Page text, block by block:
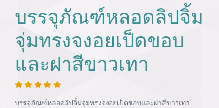
บรรจุภัณฑ์หลอดลิปจิ้ม
จุ่มทรงจงอยเป็ดขอบ
และฝาสีขาวเทา
บรรจุภัณฑ์หลอดลิปจิ้มจุ่มทรงจงอยเป็ดขอบและฝาสีขาวเทา